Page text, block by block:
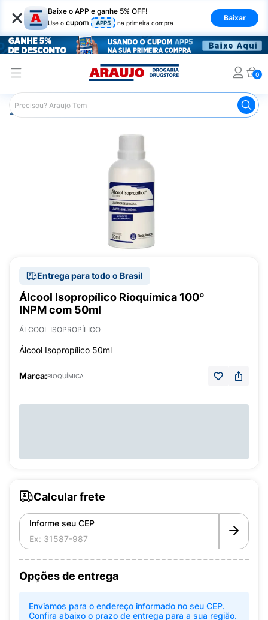
× Baixe o APP e ganhe 5% OFF!
Use o cupom APP5 na primeira compra
Baixar
0
Araujo Mercado Não
Entrega para todo o Brasil
Álcool Isopropílico Rioquímica 100º
INPM com 50ml
ÁLCOOL ISOPROPÍLICO
Álcool Isopropílico 50ml
Marca:RIOQUÍMICA
Calcular frete
Informe seu CEP
Opções de entrega
Enviamos para o endereço informado no seu CEP.
Confira abaixo o prazo de entrega para a sua região.